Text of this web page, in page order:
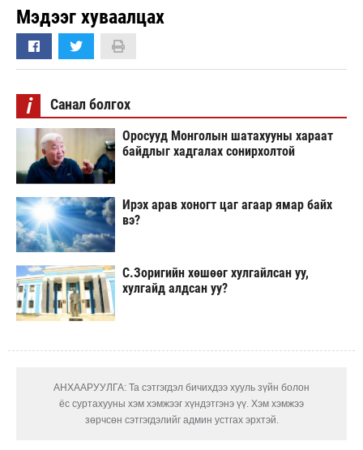
Мэдээг хуваалцах
i Санал болгох
Оросууд Монголын шатахууны хараат
байдлыг хадгалах сонирхолтой
Ирэх арав хоногт цаг агаар ямар байх
вэ?
С.Зоригийн хөшөөг хулгайлсан уу,
хулгайд алдсан уу?
АНХААРУУЛГА: Та сэтгэгдэл бичихдээ хууль зүйн болон
ёс суртахууны хэм хэмжээг хүндэтгэнэ үү. Хэм хэмжээ
зөрчсөн сэтгэгдэлийг админ устгах эрхтэй.